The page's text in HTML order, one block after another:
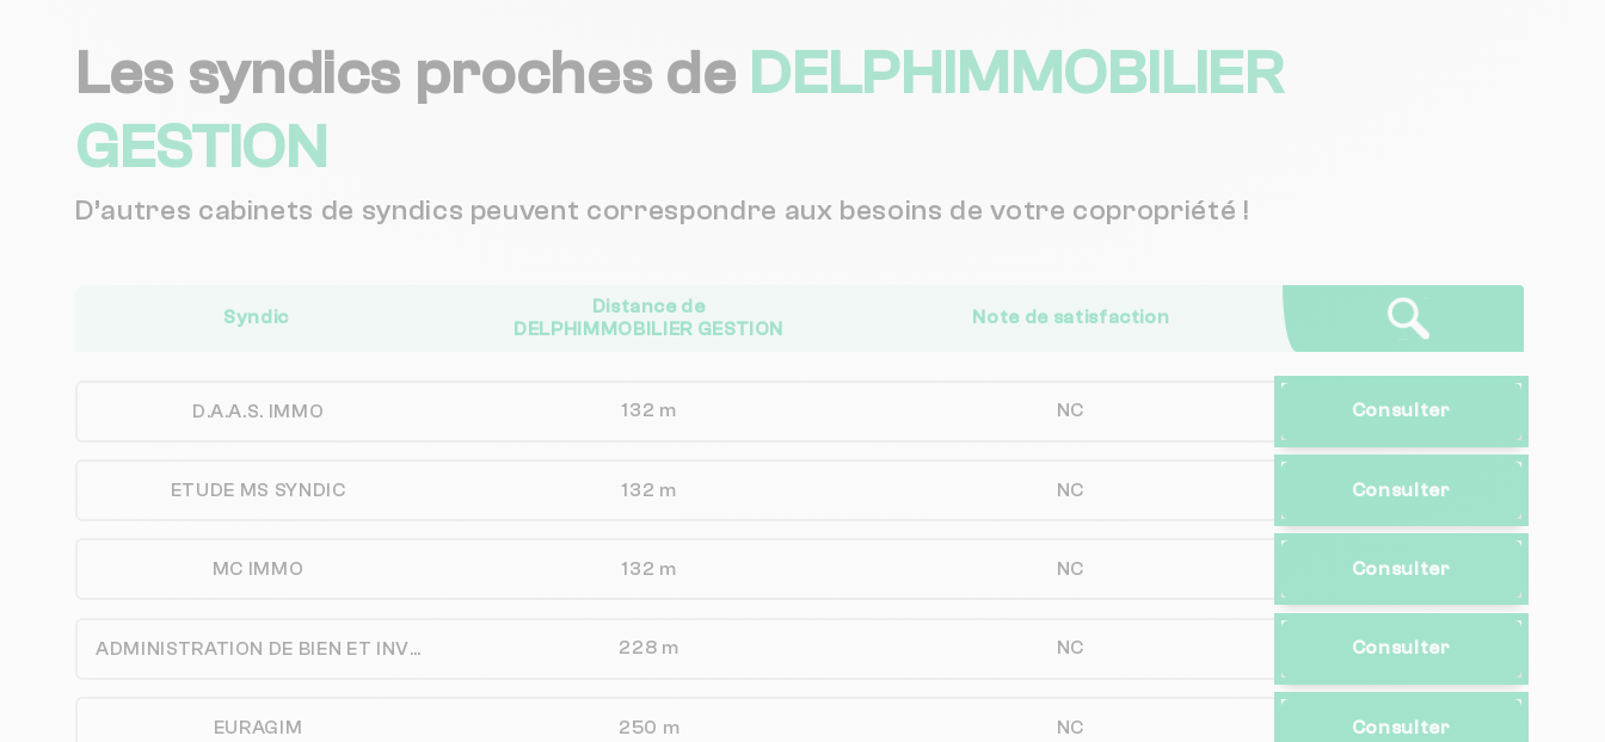
Les syndics proches de DELPHIMMOBILIER
GESTION
D’autres cabinets de syndics peuvent correspondre aux besoins de votre copropriété !
Syndic
Distance de
DELPHIMMOBILIER GESTION
Note de satisfaction
D.A.A.S. IMMO 132 m NC Consulter
ETUDE MS SYNDIC 132 m NC Consulter
MC IMMO 132 m NC Consulter
ADMINISTRATION DE BIEN ET INVESTISSEMENT IMMOBILIER 228 m NC Consulter
EURAGIM 250 m NC Consulter